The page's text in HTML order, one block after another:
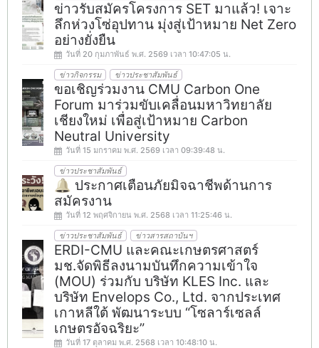
ข่าวรับสมัครโครงการ SET มาแล้ว! เจาะ
ลึกห่วงโซ่อุปทาน มุ่งสู่เป้าหมาย Net Zero
อย่างยั่งยืน
วันที่ 20 กุมภาพันธ์ พ.ศ. 2569 เวลา 10:47:05 น.
ข่าวกิจกรรม ข่าวประชาสัมพันธ์
ขอเชิญร่วมงาน CMU Carbon One
Forum มาร่วมขับเคลื่อนมหาวิทยาลัย
เชียงใหม่ เพื่อสู่เป้าหมาย Carbon
Neutral University
วันที่ 15 มกราคม พ.ศ. 2569 เวลา 09:39:48 น.
ข่าวประชาสัมพันธ์
🔔 ประกาศเตือนภัยมิจฉาชีพด้านการ
สมัครงาน
วันที่ 12 พฤศจิกายน พ.ศ. 2568 เวลา 11:25:46 น.
ข่าวประชาสัมพันธ์ ข่าวสารสถาบันฯ
ERDI-CMU และคณะเกษตรศาสตร์
มช.จัดพิธีลงนามบันทึกความเข้าใจ
(MOU) ร่วมกับ บริษัท KLES Inc. และ
บริษัท Envelops Co., Ltd. จากประเทศ
เกาหลีใต้ พัฒนาระบบ “โซลาร์เซลล์
เกษตรอัจฉริยะ”
วันที่ 17 ตุลาคม พ.ศ. 2568 เวลา 10:48:10 น.